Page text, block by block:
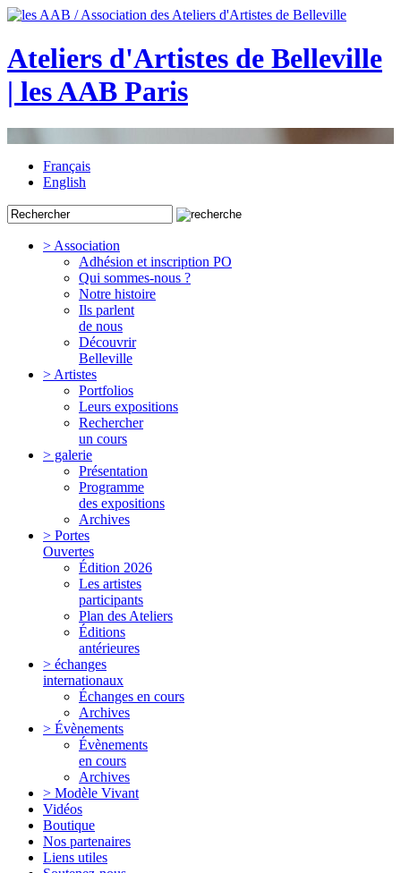
Ateliers d'Artistes de Belleville
| les AAB Paris
Français
English
> Association
Adhésion et inscription PO
Qui sommes-nous ?
Notre histoire
Ils parlent
de nous
Découvrir
Belleville
> Artistes
Portfolios
Leurs expositions
Rechercher
un cours
> galerie
Présentation
Programme
des expositions
Archives
> Portes
Ouvertes
Édition 2026
Les artistes
participants
Plan des Ateliers
Éditions
antérieures
> échanges
internationaux
Échanges en cours
Archives
> Évènements
Évènements
en cours
Archives
> Modèle Vivant
Vidéos
Boutique
Nos partenaires
Liens utiles